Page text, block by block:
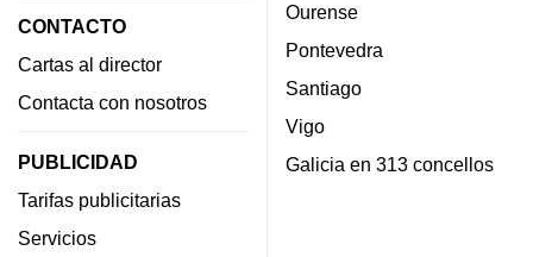
CONTACTO
Cartas al director
Contacta con nosotros
PUBLICIDAD
Tarifas publicitarias
Servicios
Ourense
Pontevedra
Santiago
Vigo
Galicia en 313 concellos